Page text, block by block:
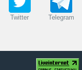
Twitter Telegram